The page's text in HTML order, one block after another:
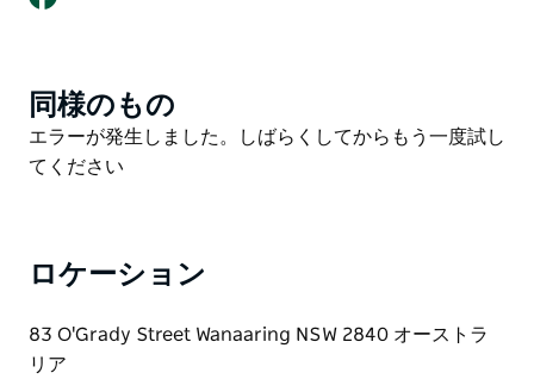
ントやスワッグで旅行する人まで、十分なスペースがあ
ります。
Product
List
同様のもの
Product
List
エラーが発生しました。しばらくしてからもう一度試し
てください
ロケーション
83 O'Grady Street Wanaaring NSW 2840 オーストラ
リア